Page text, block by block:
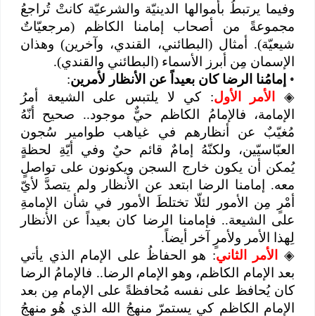
وفيما يرتبطُ بأموالها الدينيّة والشرعيّة كانتْ تُراجعُ
مجموعةً من أصحاب إمامنا الكاظم (مرجعيّاتٌ
شيعيّة). أمثال (البطائني، القندي، وآخرين) وهذان
الإسمان مِن أبرز الأسماء (البطائني والقندي).
•إمامُنا الرضا كان بعيداً عن الأنظار لأمرين:
◈
الأمر الأول: كي لا يلتبس على الشيعة أمرُ
الإمامة، فالإمامُ الكاظم حيٌّ موجود.. صحيح أنّهُ
مُغيّبٌ عن أنظارهم في غياهب طوامير سُجون
العبّاسيّين، ولكنّهُ إمامٌ قائم حيٌ وفي أيّةِ لحظةٍ
يُمكن أن يكون خارج السجن ويكونون على تواصلٍ
معه. إمامنا الرضا ابتعد عن الأنظار ولم يتصدَّ لأيّ
أمْرٍ مِن الأمور لئلّا تختلطَ الأمور في شأن الإمامةِ
على الشيعة.. فإمامنا الرضا كان بعيداً عن الأنظار
لِهذا الأمر ولأمرٍ آخر أيضاً.
◈
الأمر الثاني: هو الحفاظُ على الإمام الذي يأتي
بعد الإمام الكاظم، وهو الإمام الرضا.. فالإمامُ الرضا
كان يُحافظ على نفسه مُحافظةً على الإمام مِن بعد
الإمام الكاظم كي يستمرّ منهجُ الله الذي هُو منهجُ